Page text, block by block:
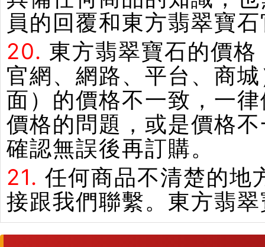
員的回覆和東方翡翠寶
20. 東方翡翠寶石的價
官網、網路、平台、商
面）的價格不一致，一
價格的問題，或是價格
確認無誤後再訂購。
21. 任何商品不清楚的地
接跟我們聯繫。東方翡